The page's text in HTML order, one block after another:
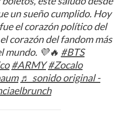
un sueño cumplido. Hoy
el corazón político del
corazón del fandom más
mundo. 💜🔥 #BTS
#ARMY #Zocalo
♬ sonido original -